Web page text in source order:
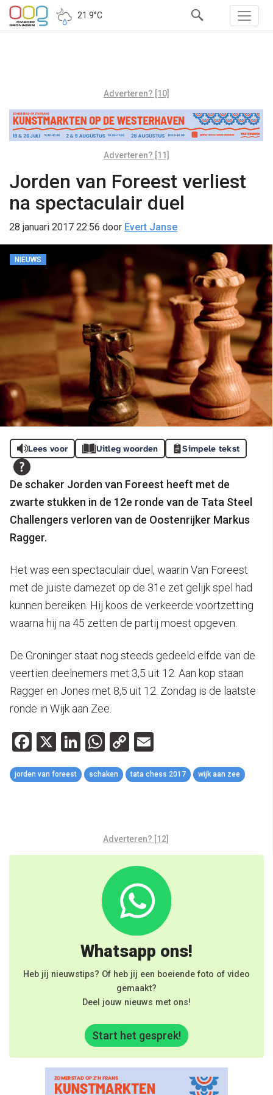
21.9°C
Adverteren? [10]
Adverteren? [11]
Jorden van Foreest verliest
na spectaculair duel
28 januari 2017 22:56 door Evert Janse
NIEUWS
Lees voor Uitleg woorden Simpele tekst
De schaker Jorden van Foreest heeft met de
zwarte stukken in de 12e ronde van de Tata Steel
Challengers verloren van de Oostenrijker Markus
Ragger.
Het was een spectaculair duel, waarin Van Foreest
met de juiste damezet op de 31e zet gelijk spel had
kunnen bereiken. Hij koos de verkeerde voortzetting
waarna hij na 45 zetten de partij moest opgeven.
De Groninger staat nog steeds gedeeld elfde van de
veertien deelnemers met 3,5 uit 12. Aan kop staan
Ragger en Jones met 8,5 uit 12. Zondag is de laatste
ronde in Wijk aan Zee.
Facebook
X LinkedIn
WhatsApp
Copy
Link
jorden van foreest schaken tata chess 2017 wijk aan zee
Adverteren? [12]
Whatsapp ons!
Heb jij nieuwstips? Of heb jij een boeiende foto of video
gemaakt?
Deel jouw nieuws met ons!
Start het gesprek!